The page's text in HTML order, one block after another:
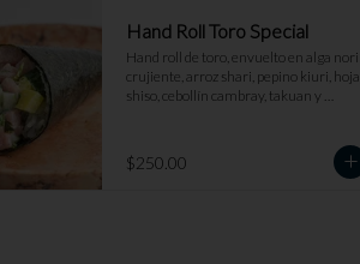
Hand Roll Toro Special
Hand roll de toro, envuelto en alga nori
crujiente, arroz shari, pepino kiuri, hoja
shiso, cebollín cambray, takuan y
$250.00